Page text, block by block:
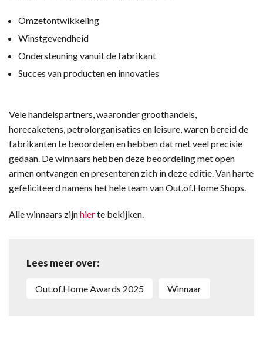
Omzetontwikkeling
Winstgevendheid
Ondersteuning vanuit de fabrikant
Succes van producten en innovaties
Vele handelspartners, waaronder groothandels,
horecaketens, petrolorganisaties en leisure, waren bereid de
fabrikanten te beoordelen en hebben dat met veel precisie
gedaan. De winnaars hebben deze beoordeling met open
armen ontvangen en presenteren zich in deze editie. Van harte
gefeliciteerd namens het hele team van Out.of.Home Shops.
Alle winnaars zijnhierte bekijken.
Lees meer over:
Out.of.Home Awards 2025 Winnaar